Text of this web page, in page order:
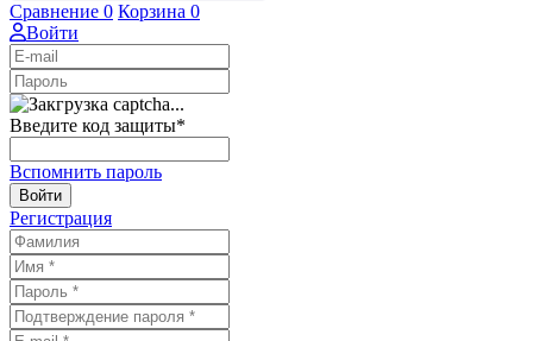
Сравнение 0 Корзина 0
Войти
Введите код защиты*
Вспомнить пароль
Войти
Регистрация